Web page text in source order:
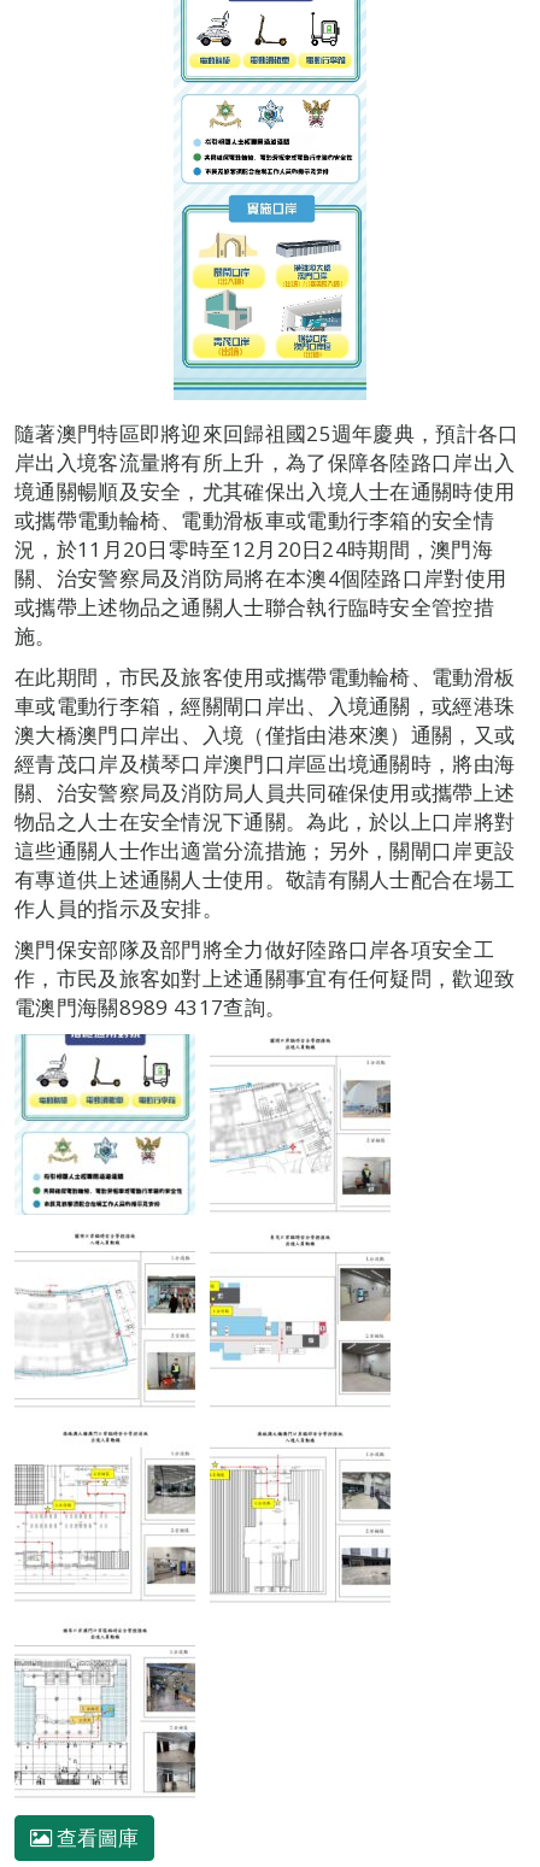
隨著澳門特區即將迎來回歸祖國25週年慶典，預計各口
岸出入境客流量將有所上升，為了保障各陸路口岸出入
境通關暢順及安全，尤其確保出入境人士在通關時使用
或攜帶電動輪椅、電動滑板車或電動行李箱的安全情
況，於11月20日零時至12月20日24時期間，澳門海
關、治安警察局及消防局將在本澳4個陸路口岸對使用
或攜帶上述物品之通關人士聯合執行臨時安全管控措
施。
在此期間，市民及旅客使用或攜帶電動輪椅、電動滑板
車或電動行李箱，經關閘口岸出、入境通關，或經港珠
澳大橋澳門口岸出、入境（僅指由港來澳）通關，又或
經青茂口岸及橫琴口岸澳門口岸區出境通關時，將由海
關、治安警察局及消防局人員共同確保使用或攜帶上述
物品之人士在安全情況下通關。為此，於以上口岸將對
這些通關人士作出適當分流措施；另外，關閘口岸更設
有專道供上述通關人士使用。敬請有關人士配合在場工
作人員的指示及安排。
澳門保安部隊及部門將全力做好陸路口岸各項安全工
作，市民及旅客如對上述通關事宜有任何疑問，歡迎致
電澳門海關8989 4317查詢。
查看圖庫